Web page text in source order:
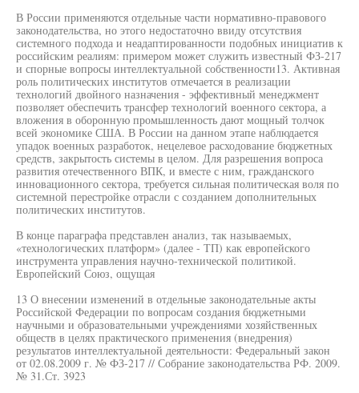
В России применяются отдельные части нормативно-правового
законодательства, но этого недостаточно ввиду отсутствия
системного подхода и неадаптированности подобных инициатив к
российским реалиям: примером может служить известный ФЗ-217
и спорные вопросы интеллектуальной собственности13. Активная
роль политических институтов отмечается в реализации
технологий двойного назначения - эффективный менеджмент
позволяет обеспечить трансфер технологий военного сектора, а
вложения в оборонную промышленность дают мощный толчок
всей экономике США. В России на данном этапе наблюдается
упадок военных разработок, нецелевое расходование бюджетных
средств, закрытость системы в целом. Для разрешения вопроса
развития отечественного ВПК, и вместе с ним, гражданского
инновационного сектора, требуется сильная политическая воля по
системной перестройке отрасли с созданием дополнительных
политических институтов.
В конце параграфа представлен анализ, так называемых,
«технологических платформ» (далее - ТП) как европейского
инструмента управления научно-технической политикой.
Европейский Союз, ощущая
13 О внесении изменений в отдельные законодательные акты
Российской Федерации по вопросам создания бюджетными
научными и образовательными учреждениями хозяйственных
обществ в целях практического применения (внедрения)
результатов интеллектуальной деятельности: Федеральный закон
от 02.08.2009 г. № ФЗ-217 // Собрание законодательства РФ. 2009.
№ 31.Ст. 3923